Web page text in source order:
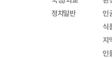
정치일반
인
식
지
인